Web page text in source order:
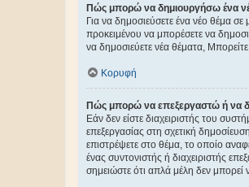
Πώς μπορώ να δημιουργήσω ένα
Για να δημοσιεύσετε ένα νέο θέμα
προκειμένου να μπορέσετε να
να δημοσιεύετε νέα θέματα,
Κορυφή
Πώς μπορώ να επεξεργαστώ ή να
Εάν δεν είστε διαχειριστής του
επεξεργασίας στη σχετική
επιστρέψετε στο θέμα, το οποίο
ένας συντονιστής ή διαχειριστής
σημειώστε ότι απλά μέλη δεν